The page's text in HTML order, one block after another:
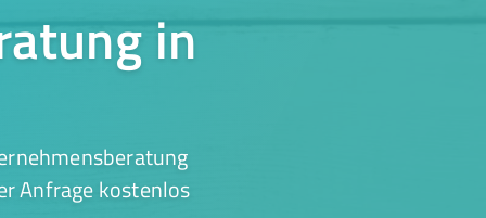
in
Anfrage kostenlos